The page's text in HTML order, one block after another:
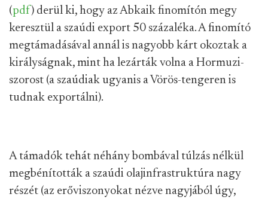
(pdf) derül ki, hogy az Abkaik finomítón megy
keresztül a szaúdi export 50 százaléka. A finomító
megtámadásával annál is nagyobb kárt okoztak a
királyságnak, mint ha lezárták volna a Hormuzi-
szorost (a szaúdiak ugyanis a Vörös-tengeren is
tudnak exportálni).
A támadók tehát néhány bombával túlzás nélkül
megbénították a szaúdi olajinfrastruktúra nagy
részét (az erőviszonyokat nézve nagyjából úgy,